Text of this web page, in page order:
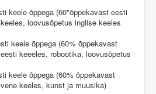
keele õppega (60"õppekavast eesti
loovusõpetus inglise keeles
keele õppega (60% õppekavast
keeeles, robootika, loovusõpetus
keele õppega (60% õppekavast
keeles, kunst ja muusika)